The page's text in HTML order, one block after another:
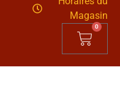
Magasin
0